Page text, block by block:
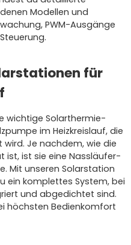
Modellen und
PWM-Ausgänge
.
für
wichtige Solarthermie-
im Heizkreislauf, die
Je nachdem, wie die
ist sie eine Nassläufer-
Mit unseren Solarstation
ein komplettes System, bei
und abgedichtet sind.
höchsten Bedienkomfort